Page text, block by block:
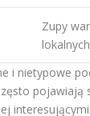
Zupy
i nietypowe
pojawiają